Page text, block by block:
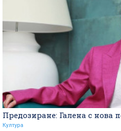
Предозиране: Галена с нова
Култура